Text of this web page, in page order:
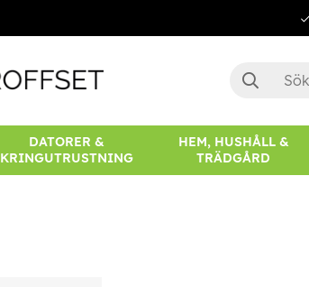
DATORER &
KRINGUTRUSTNING
HEM, HUSHÅLL &
TRÄDGÅRD